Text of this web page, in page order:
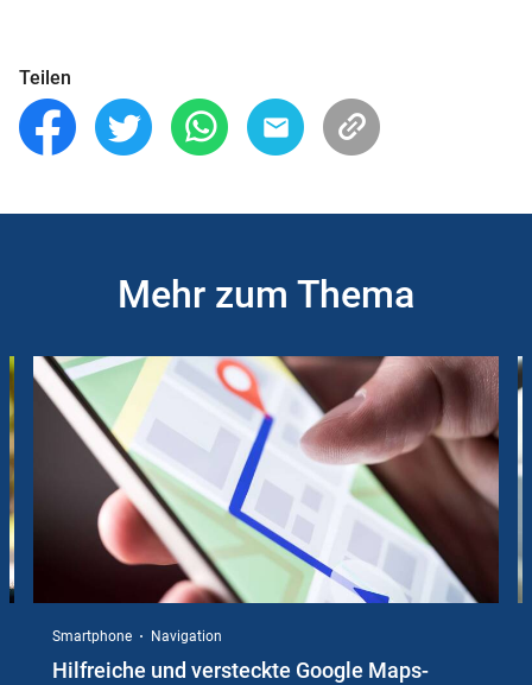
Teilen
Mehr zum Thema
Instructions
Smartphone Navigation
Hilfreiche und versteckte Google Maps-